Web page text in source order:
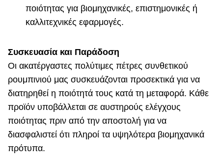
ποιότητας για βιομηχανικές, επιστημονικές ή
καλλιτεχνικές εφαρμογές.
Συσκευασία και Παράδοση
Οι ακατέργαστες πολύτιμες πέτρες συνθετικού
ρουμπινιού μας συσκευάζονται προσεκτικά για να
διατηρηθεί η ποιότητά τους κατά τη μεταφορά. Κάθε
προϊόν υποβάλλεται σε αυστηρούς ελέγχους
ποιότητας πριν από την αποστολή για να
διασφαλιστεί ότι πληροί τα υψηλότερα βιομηχανικά
πρότυπα.